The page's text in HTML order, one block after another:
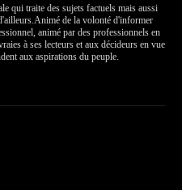
qui traite des sujets factuels mais aussi
de la volonté d'informer
animé par des professionnels en
à ses lecteurs et aux décideurs en vue
aux aspirations du peuple.